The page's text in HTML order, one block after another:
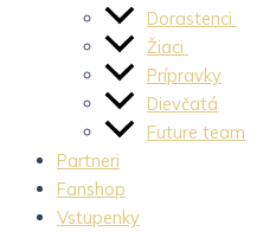
Dorastenci
Žiaci
Prípravky
Dievčatá
Future team
Partneri
Fanshop
Vstupenky